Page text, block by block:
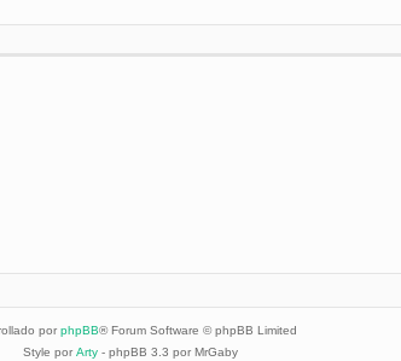
por phpBB® Forum Software © phpBB Limited
Style por Arty - phpBB 3.3 por MrGaby